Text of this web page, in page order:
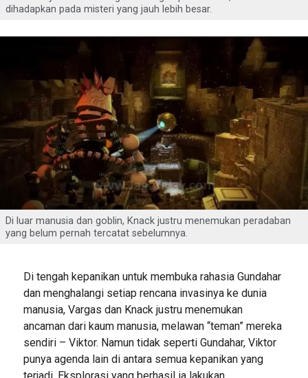
dihadapkan pada misteri yang jauh lebih besar.
Di luar manusia dan goblin, Knack justru menemukan peradaban
yang belum pernah tercatat sebelumnya.
Di tengah kepanikan untuk membuka rahasia Gundahar
dan menghalangi setiap rencana invasinya ke dunia
manusia, Vargas dan Knack justru menemukan
ancaman dari kaum manusia, melawan “teman” mereka
sendiri – Viktor. Namun tidak seperti Gundahar, Viktor
punya agenda lain di antara semua kepanikan yang